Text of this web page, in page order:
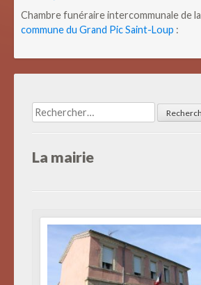
Chambre funéraire intercommunale de la
commune du Grand Pic Saint-Loup :
Rechercher :
La mairie